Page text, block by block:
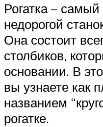
Рогатка –
недорогой
Она состоит
столбиков,
основании. В
вы узнаете как
названием
рогатке.